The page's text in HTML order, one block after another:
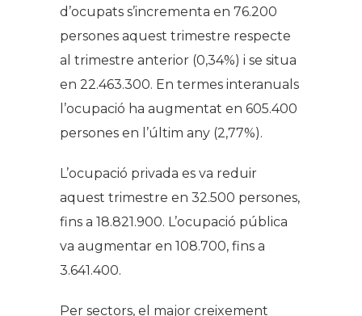
d’ocupats s’incrementa en 76.200
persones aquest trimestre respecte
al trimestre anterior (0,34%) i se situa
en 22.463.300. En termes interanuals
l’ocupació ha augmentat en 605.400
persones en l’últim any (2,77%).
L’ocupació privada es va reduir
aquest trimestre en 32.500 persones,
fins a 18.821.900. L’ocupació pública
va augmentar en 108.700, fins a
3.641.400.
Per sectors, el major creixement